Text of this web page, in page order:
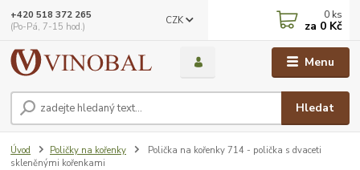
Menu
CZK
Hledat
+420 518 372 265
(Po-Pá, 7-15 hod.)
0 ks
za 0 Kč
Úvod Poličky na kořenky
Polička na kořenky 714 - polička s dvaceti
skleněnými kořenkami